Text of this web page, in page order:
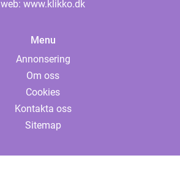
web: www.klikko.dk
Menu
Annonsering
Om oss
Cookies
Kontakta oss
Sitemap